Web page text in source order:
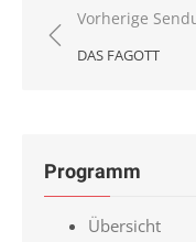
Vorherige
DAS FAGOTT
Programm
Übersicht